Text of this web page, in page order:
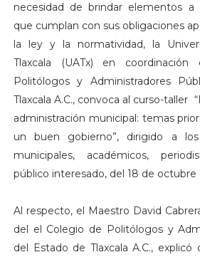
necesidad de brindar elementos a
que cumplan con sus obligaciones
la ley y la normatividad, la
Tlaxcala (UATx) en
Politólogos y Administradores
Tlaxcala A.C., convoca al curso-taller
administración municipal: temas
un buen gobierno”, dirigido a los
municipales, académicos,
público interesado, del 18 de
Al respecto, el Maestro David
del el Colegio de Politólogos y
del Estado de Tlaxcala A.C.,